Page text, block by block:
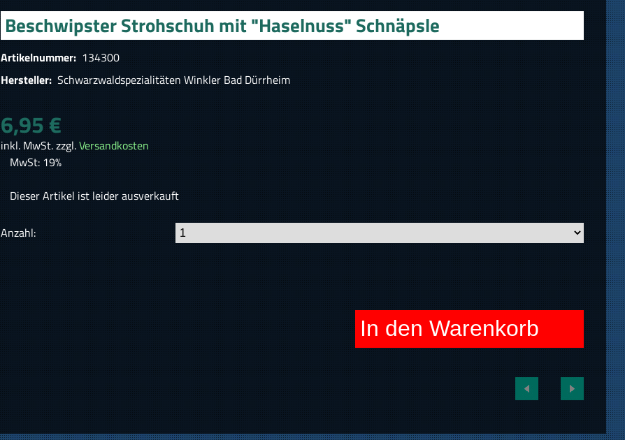
Beschwipster Strohschuh mit "Haselnuss" Schnäpsle
Artikelnummer: 134300
Hersteller: Schwarzwaldspezialitäten Winkler Bad Dürrheim
6,95 €
inkl. MwSt. zzgl.Versandkosten
MwSt: 19%
Dieser Artikel ist leider ausverkauft
Anzahl:
In den Warenkorb